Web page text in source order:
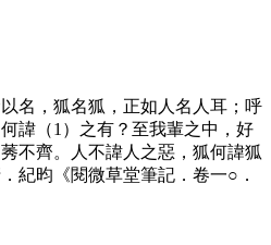
名，狐名狐，正如人名人耳；呼
諱（1）之有？至我輩之中，好
不齊。人不諱人之惡，狐何諱狐
紀昀《閱微草堂筆記．卷一○．